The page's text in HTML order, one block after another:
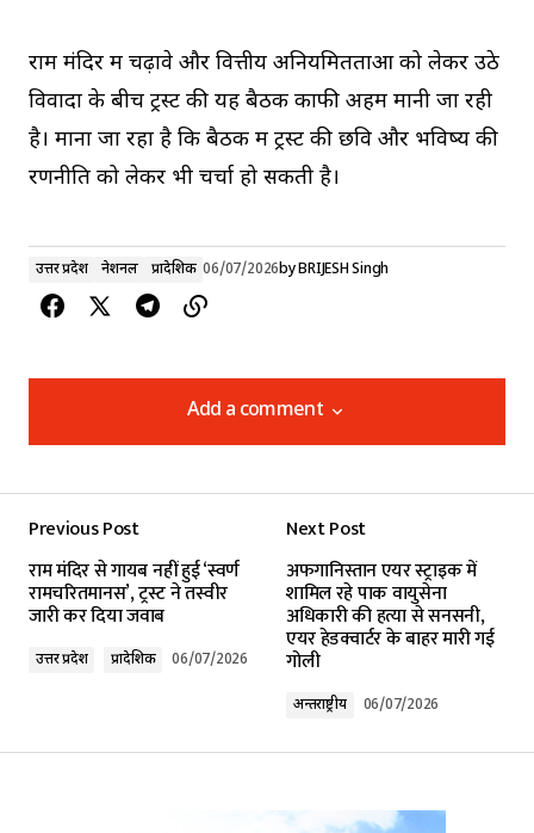
राम मंदिर में चढ़ावे और वित्तीय अनियमितताओं को लेकर उठे
विवादों के बीच ट्रस्ट की यह बैठक काफी अहम मानी जा रही
है। माना जा रहा है कि बैठक में ट्रस्ट की छवि और भविष्य की
रणनीति को लेकर भी चर्चा हो सकती है।
उत्तर प्रदेश नेशनल प्रादेशिक 06/07/2026byBRIJESH Singh
Add a comment
Add a comment
Required fields are marked*
Previous Post
राम मंदिर से गायब नहीं हुई ‘स्वर्ण
रामचरितमानस’, ट्रस्ट ने तस्वीर
जारी कर दिया जवाब
उत्तर प्रदेश प्रादेशिक 06/07/2026
Next Post
अफगानिस्तान एयर स्ट्राइक में
शामिल रहे पाक वायुसेना
अधिकारी की हत्या से सनसनी,
एयर हेडक्वार्टर के बाहर मारी गई
गोली
अन्तर्राष्ट्रीय 06/07/2026